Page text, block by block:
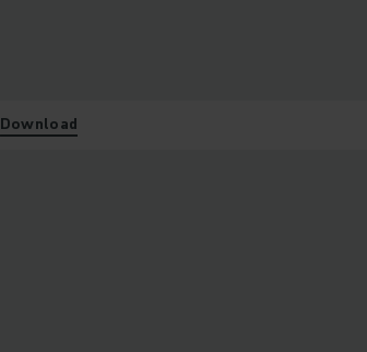
Download